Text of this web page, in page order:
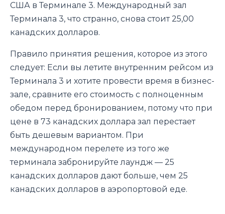
США в Терминале 3. Международный зал
Терминала 3, что странно, снова стоит 25,00
канадских долларов.
Правило принятия решения, которое из этого
следует: Если вы летите внутренним рейсом из
Терминала 3 и хотите провести время в бизнес-
зале, сравните его стоимость с полноценным
обедом перед бронированием, потому что при
цене в 73 канадских доллара зал перестает
быть дешевым вариантом. При
международном перелете из того же
терминала забронируйте лаундж — 25
канадских долларов дают больше, чем 25
канадских долларов в аэропортовой еде.